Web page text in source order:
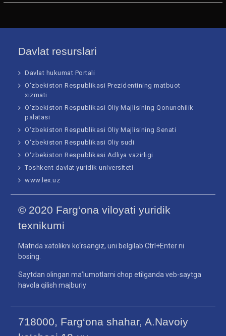
Davlat resurslari
Davlat hukumat Portali
O‘zbekiston Respublikasi Prezidentining matbuot
xizmati
O‘zbekiston Respublikasi Oliy Majlisining Qonunchilik
palatasi
O‘zbekiston Respublikasi Oliy Majlisining Senati
O‘zbekiston Respublikasi Oliy sudi
O‘zbekiston Respublikasi Adliya vazirligi
Toshkent davlat yuridik universiteti
www.lex.uz
© 2020 Farg‘ona viloyati yuridik
texnikumi
Matnda xatolikni ko‘rsangiz, uni belgilab Ctrl+Enter ni
bosing.
Saytdan olingan ma’lumotlarni chop etilganda veb-saytga
havola qilish majburiy
718000, Farg‘ona shahar, A.Navoiy